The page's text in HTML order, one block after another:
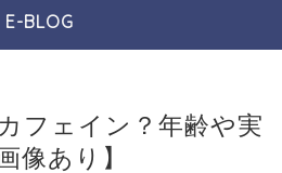
E-BLOG
フェイン？年齢や実
像あり】